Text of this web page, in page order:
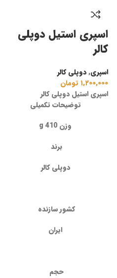
اسپری استیل دوپلی
کالر
اسپری,دوپلی کالر
۱,۲۰۰,۰۰۰ تومان
اسپری استیل دوپلی کالر
توضیحات تکمیلی
وزن 410 g
برند
دوپلی کالر
کشور سازنده
ایران
حجم